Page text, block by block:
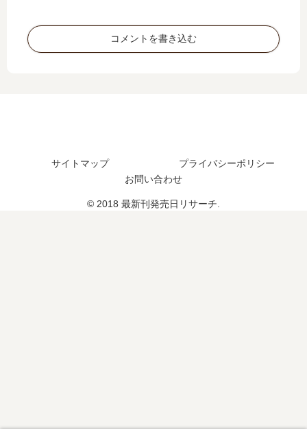
の
発
の
定
コメントを書き込む
サイトマップ
プライバシーポリシー
お問い合わせ
© 2018 最新刊発売日リサーチ.